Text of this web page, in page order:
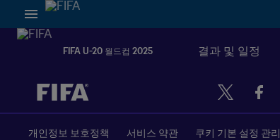
FIFA U-20 월드컵 2025 결과 및 일정
추후 결정 vs. 추후 결정
개인정보 보호정책 서비스 약관 쿠키 기본 설정 관리